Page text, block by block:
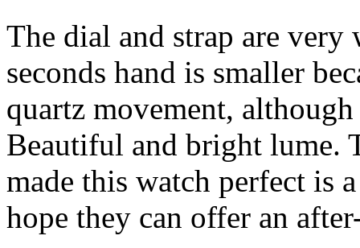
The dial and strap are
seconds hand is smaller
quartz movement,
Beautiful and bright lume.
made this watch perfect is
hope they can offer an